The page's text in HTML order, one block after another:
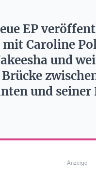
EP
Caroline
und
und seiner
Anzeige